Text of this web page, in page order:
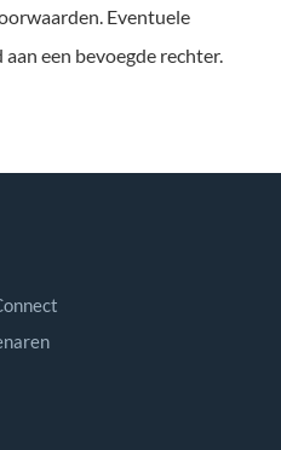
Eventuele
een bevoegde rechter.